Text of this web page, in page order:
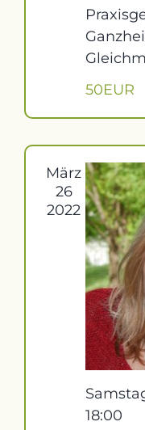
50EUR
März
26
2022
18:00